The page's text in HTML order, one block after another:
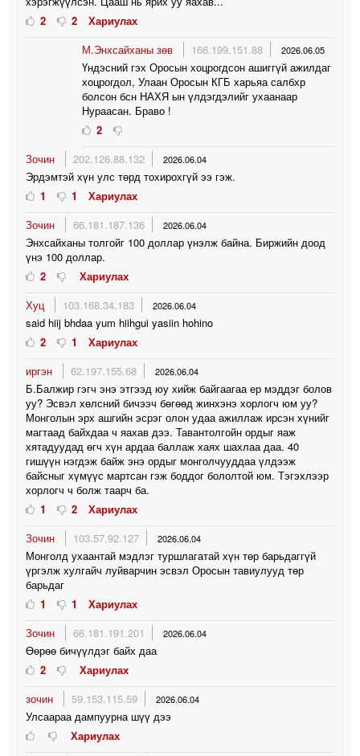
2
2
Хариулах
М.Энхсайханы зөв
166.199.151.88 2026.06.05
Үндэсний гэх Оросын хоцрогдсон ашиггүй ажилдаг
хоцрогдол, Улаан Оросын КГБ харьяа салбхр
болсон бсн НАХЯ ын үлдэгдэлийг ухаанаар
Нураасан. Браво !
2
Зочин
202.126.88.132 2026.06.04
Эрдэмтэй хүн улс төрд тохирохгүй ээ гэж.
1
1
Хариулах
Зочин
66.181.187.136 2026.06.04
Энхсайханы толгойг 100 доллар үнэлж байна. Биржийн доод
үнэ 100 доллар.
2
Хариулах
Хуц
103.168.34.183 2026.06.04
said hiij bhdaa yum hiihgui yasiin hohino
2
1
Хариулах
иргэн
62.197.155.68 2026.06.04
Б.Балжир гэгч энэ этгээд юу хийж байгаагаа ер мэддэг болов
уу? Эсвэл хөлсний бичээч бөгөөд жинхэнэ хорлогч юм уу?
Монголын эрх ашгийн эсрэг олон удаа ажиллаж ирсэн хүнийг
магтаад байхдаа ч яахав дээ. Тавантолгойн ордыг яаж
хятадуудад өгч хүн ардаа баллаж хаях шахлаа даа. 40
гишүүн нэгдэж байж энэ ордыг монголчууддаа үлдээж
байсныг хүмүүс мартсан гэж боддог бололтой юм. Тэгэхлээр
хорлогч ч болж таарч ба.
1
2
Хариулах
Зочин
103.57.92.127 2026.06.04
Монголд ухаантай мэдлэг туршлагатай хүн төр барьдаггүй
үргэлж хулгайч луйварчин эсвэл Оросын тавиулууд төр
барьдаг
1
1
Хариулах
Зочин
66.181.191.201 2026.06.04
Өөрөө бичүүлдэг байх даа
2
Хариулах
зочин
59.153.115.59 2026.06.04
Улсаараа дампуурна шүү дээ
Хариулах